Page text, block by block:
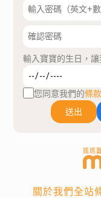
輸入寶寶的生日，
您同意我們的條
送出
關於我們全站